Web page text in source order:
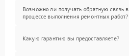
Возможно ли получать обратную связь в
процессе выполнения ремонтных работ?
Какую гарантию вы предоставляете?